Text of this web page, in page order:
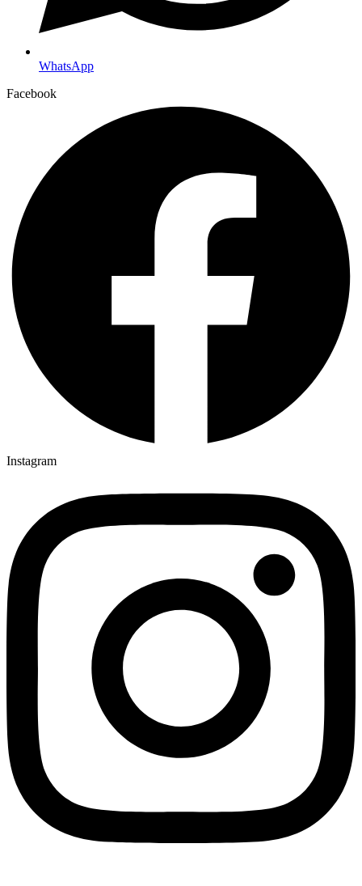
WhatsApp
Facebook
Instagram